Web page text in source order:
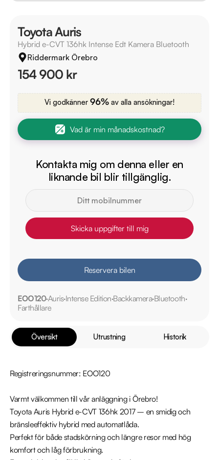
Toyota Auris
Hybrid e-CVT 136hk Intense Edt Kamera Bluetooth
Riddermark Örebro
154 900 kr
Vi godkänner 96% av alla ansökningar!
Vad är min månadskostnad?
Kontakta mig om denna eller en
liknande bil blir tillgänglig.
Skicka uppgifter till mig
Reservera bilen
EOO120AurisIntense Edition BackkameraBluetooth
Farthållare
Översikt Utrustning Historik
Registreringsnummer: EOO120
Varmt välkommen till vår anläggning i Örebro!
Toyota Auris Hybrid e-CVT 136hk 2017 – en smidig och
bränsleeffektiv hybrid med automatlåda.
Perfekt för både stadskörning och längre resor med hög
komfort och låg förbrukning.